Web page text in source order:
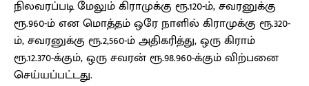
நிலவரப்படி மேலும் கிராமுக்கு ரூ.120-ம், சவரனுக்கு
ரூ.960-ம் என மொத்தம் ஒரே நாளில் கிராமுக்கு ரூ.320-
ம், சவரனுக்கு ரூ.2,560-ம் அதிகரித்து, ஒரு கிராம்
ரூ.12.370-க்கும், ஒரு சவரன் ரூ.98.960-க்கும் விற்பனை
செய்யப்பட்டது.